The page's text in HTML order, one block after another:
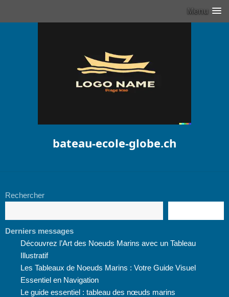
Menu
bateau-ecole-globe.ch
Rechercher
Derniers messages
Découvrez l’Art des Noeuds Marins avec un Tableau
Illustratif
Les Tableaux de Noeuds Marins : Votre Guide Visuel
Essentiel en Navigation
Le guide essentiel : tableau des nœuds marins